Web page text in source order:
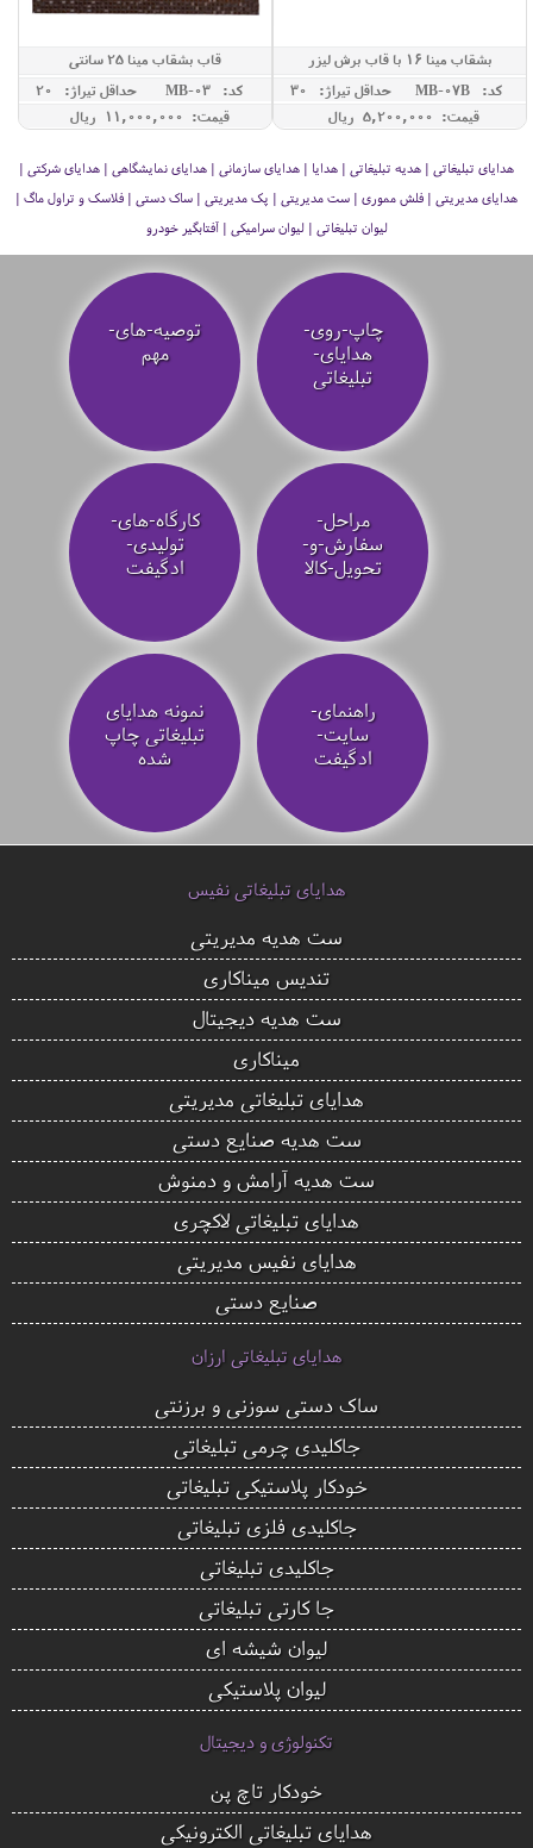
بشقاب مینا 16 با قاب برش لیزر
کد: MB-07B
حداقل تيراژ: 30
قیمت: 5,200,000 ريال
قاب بشقاب مینا 25 سانتی
کد: MB-03
حداقل تيراژ: 20
قیمت: 11,000,000 ريال
هدایای تبلیغاتی | هدیه تبلیغاتی | هدایا | هدایای سازمانی | هدایای نمایشگاهی | هدایای شرکتی |
هدایای مدیریتی | فلش مموری | ست مدیریتی | پک مدیریتی | ساک دستی | فلاسک و تراول ماگ |
لیوان تبلیغاتی | لیوان سرامیکی | آفتابگیر خودرو
چاپ-روی-
هدایای-
تبلیغاتی
توصیه‌-های-
مهم
مراحل-
سفارش-و-
تحویل-کالا
کارگاه-های-
تولیدی-
ادگیفت
راهنمای-
سایت-
ادگیفت
نمونه هدایای
تبلیغاتی چاپ
شده
هدایای تبلیغاتی نفیس
ست هدیه مدیریتی
تندیس میناکاری
ست هدیه دیجیتال
میناکاری
هدایای تبلیغاتی مدیریتی
ست هدیه صنایع دستی
ست هدیه آرامش و دمنوش
هدایای تبلیغاتی لاکچری
هدایای نفیس مدیریتی
صنایع دستی
هدایای تبلیغاتی ارزان
ساک دستی سوزنی و برزنتی
جاکلیدی چرمی تبلیغاتی
خودکار پلاستیکی تبلیغاتی
جاکلیدی فلزی تبلیغاتی
جاکلیدی تبلیغاتی
جا کارتی تبلیغاتی
لیوان شیشه ای
لیوان پلاستیکی
تکنولوژی و دیجیتال
خودکار تاچ پن
هدایای تبلیغاتی الکترونیکی